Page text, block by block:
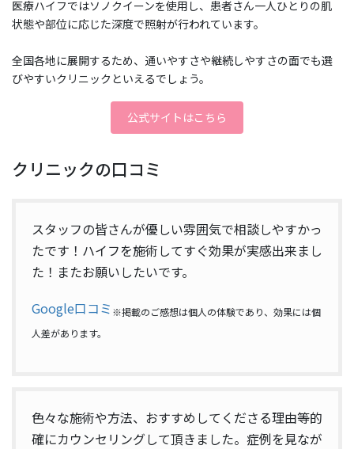
医療ハイフではソノクイーンを使用し、患者さん一人ひとりの肌
状態や部位に応じた深度で照射が行われています。
全国各地に展開するため、通いやすさや継続しやすさの面でも選
びやすいクリニックといえるでしょう。
公式サイトはこちら
クリニックの口コミ
スタッフの皆さんが優しい雰囲気で相談しやすかっ
たです！ハイフを施術してすぐ効果が実感出来まし
た！またお願いしたいです。
Google口コミ ※掲載のご感想は個人の体験であり、効果には個
人差があります。
色々な施術や方法、おすすめしてくださる理由等的
確にカウンセリングして頂きました。症例を見なが